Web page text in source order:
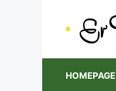
HOMEPAGE